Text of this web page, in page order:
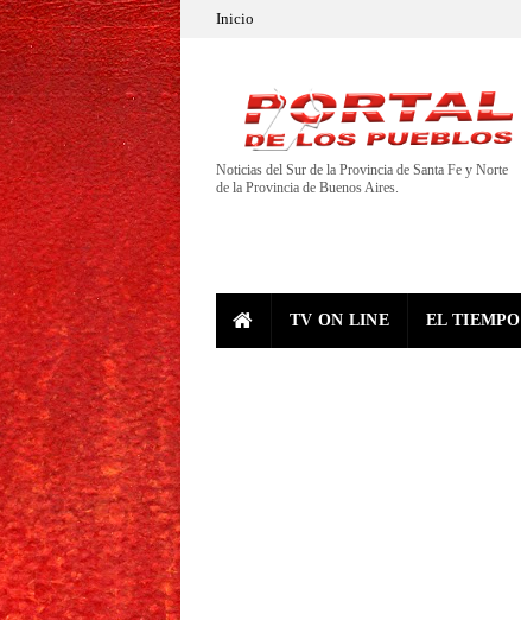
Inicio
Noticias del Sur de la Provincia de Santa Fe y Norte
de la Provincia de Buenos Aires.
TV ON LINE EL TIEMPO